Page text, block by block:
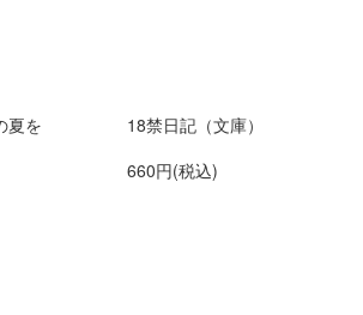
夏を
18禁日記（文庫）
660円(税込)